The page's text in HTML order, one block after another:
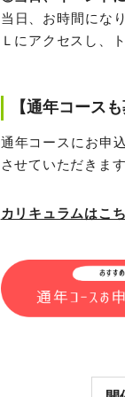
当日、お時間にな
Ｌにアクセスし、
【通年コース
通年コースにお申
させていただきま
カリキュラムはこち